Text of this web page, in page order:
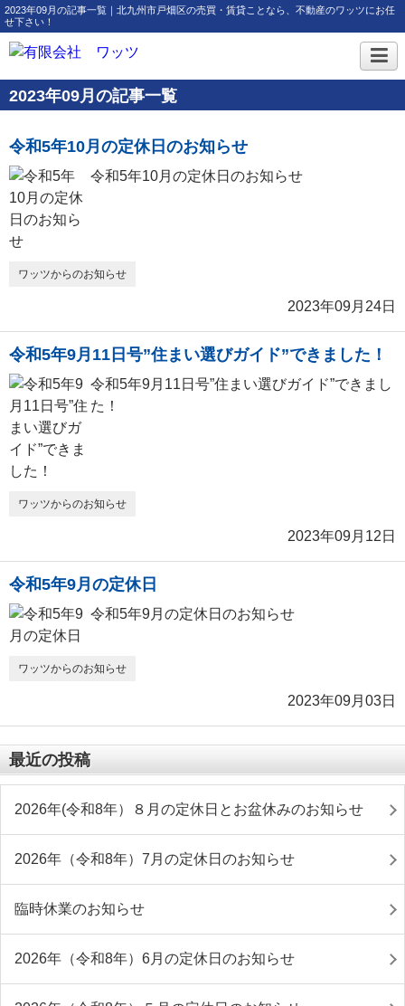
2023年09月の記事一覧｜北九州市戸畑区の売買・賃貸ことなら、不動産のワッツにお任
せ下さい！
2023年09月の記事一覧
令和5年10月の定休日のお知らせ
令和5年10月の定休日のお知らせ
ワッツからのお知らせ
2023年09月24日
令和5年9月11日号”住まい選びガイド”できました！
令和5年9月11日号”住まい選びガイド”できまし
た！
ワッツからのお知らせ
2023年09月12日
令和5年9月の定休日
令和5年9月の定休日のお知らせ
ワッツからのお知らせ
2023年09月03日
最近の投稿
2026年(令和8年）８月の定休日とお盆休みのお知らせ
2026年（令和8年）7月の定休日のお知らせ
臨時休業のお知らせ
2026年（令和8年）6月の定休日のお知らせ